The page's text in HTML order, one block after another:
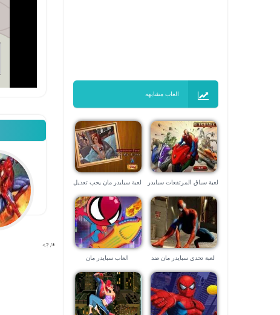
العاب مشابهه
لعبة سباق المرتفعات سبايدر
لعبة سبايدر مان يحب تعديل
لعبة تحدي سبايدر مان ضد
العاب سبايدر مان
*/ ?>